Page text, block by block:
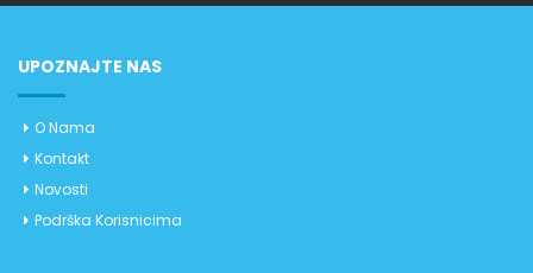
UPOZNAJTE NAS
O Nama
Kontakt
Novosti
Podrška Korisnicima